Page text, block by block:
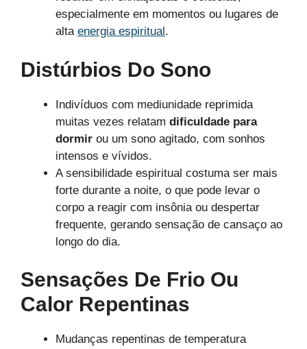
especialmente em momentos ou lugares de
alta energia espiritual.
Distúrbios Do Sono
Indivíduos com mediunidade reprimida
muitas vezes relatam dificuldade para
dormir ou um sono agitado, com sonhos
intensos e vívidos.
A sensibilidade espiritual costuma ser mais
forte durante a noite, o que pode levar o
corpo a reagir com insônia ou despertar
frequente, gerando sensação de cansaço ao
longo do dia.
Sensações De Frio Ou
Calor Repentinas
Mudanças repentinas de temperatura